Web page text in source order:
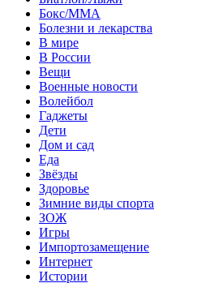
Бокс/MMA
Болезни и лекарства
В мире
В России
Вещи
Военные новости
Волейбол
Гаджеты
Дети
Дом и сад
Еда
Звёзды
Здоровье
Зимние виды спорта
ЗОЖ
Игры
Импортозамещение
Интернет
Истории